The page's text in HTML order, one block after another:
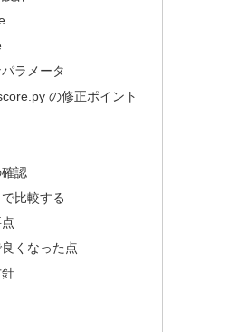
ラメータ
の修正ポイント
認
比較する
くなった点